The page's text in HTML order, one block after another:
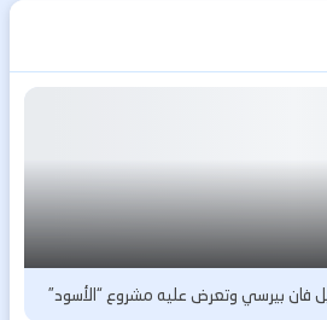
فان بيرسي وتعرض عليه مشروع “الأسود”